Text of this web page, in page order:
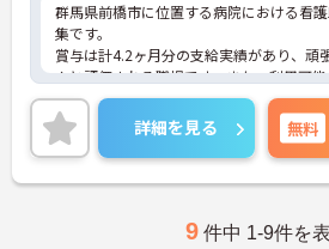
群馬県前橋市に位置する病院における看
集です。
賞与は計4.2ヶ月分の支給実績があり、頑
んと評価される職場です。また、利用可
があり、子育て世代の方も安心してご勤
ます。
ご興味のある方には、面接対策ポイント
に詳細をご案内しますのでお気軽にご相
い！
詳細を見る 無料
9 件中 1-9件を